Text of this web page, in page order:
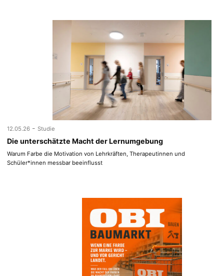
12.05.26 - Studie
Die unterschätzte Macht der Lernumgebung
Warum Farbe die Motivation von Lehrkräften, Therapeutinnen und
Schüler*innen messbar beeinflusst